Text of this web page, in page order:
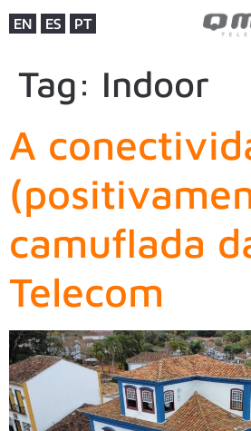
EN ES PT
Tag: Indoor
A
camuflada
Telecom